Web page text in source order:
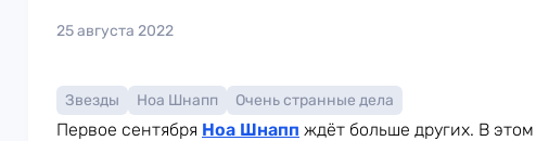
25 августа 2022
Звезды Ноа Шнапп Очень странные дела
Первое сентября Ноа Шнапп ждёт больше других. В этом